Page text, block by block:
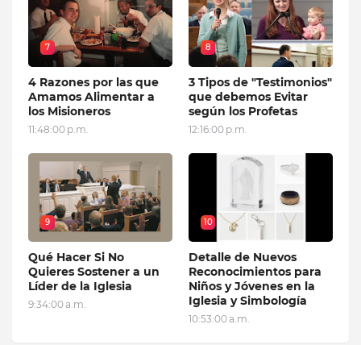
7
4 Razones por las que
Amamos Alimentar a
los Misioneros
11:48:00 p.m.
8
3 Tipos de "Testimonios"
que debemos Evitar
según los Profetas
12:16:00 p.m.
9
Qué Hacer Si No
Quieres Sostener a un
Líder de la Iglesia
9:34:00 a.m.
10
Detalle de Nuevos
Reconocimientos para
Niños y Jóvenes en la
Iglesia y Simbología
10:53:00 a.m.